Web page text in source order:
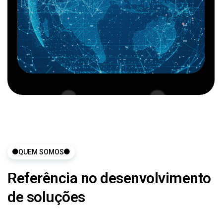
QUEM SOMOS
Referência no desenvolvimento
de soluções